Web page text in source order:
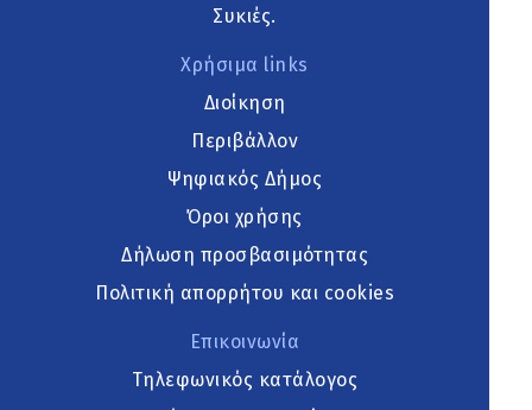
Συκιές.
Χρήσιμα links
Διοίκηση
Περιβάλλον
Ψηφιακός Δήμος
Όροι χρήσης
Δήλωση προσβασιμότητας
Πολιτική απορρήτου και cookies
Επικοινωνία
Τηλεφωνικός κατάλογος